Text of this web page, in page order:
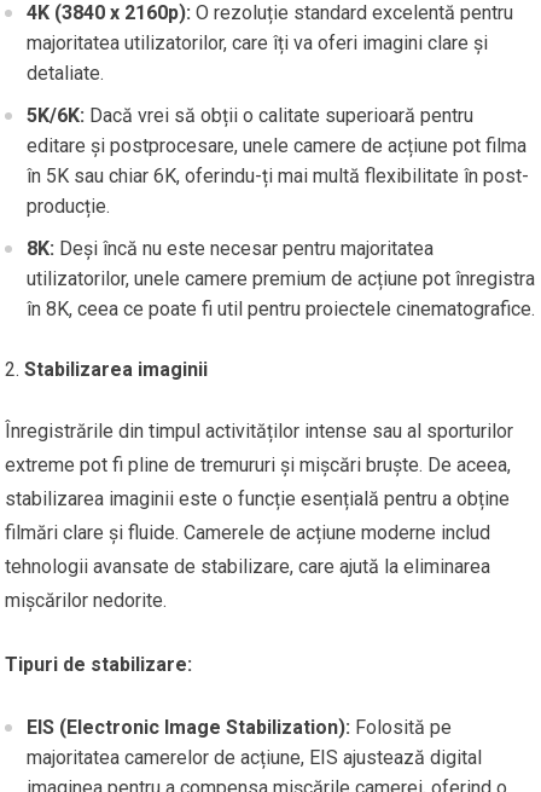
4K (3840 x 2160p): O rezoluție standard excelentă pentru
majoritatea utilizatorilor, care îți va oferi imagini clare și
detaliate.
5K/6K: Dacă vrei să obții o calitate superioară pentru
editare și postprocesare, unele camere de acțiune pot filma
în 5K sau chiar 6K, oferindu-ți mai multă flexibilitate în post-
producție.
8K: Deși încă nu este necesar pentru majoritatea
utilizatorilor, unele camere premium de acțiune pot înregistra
în 8K, ceea ce poate fi util pentru proiectele cinematografice.
Stabilizarea imaginii
Înregistrările din timpul activităților intense sau al sporturilor
extreme pot fi pline de tremururi și mișcări bruște. De aceea,
stabilizarea imaginii este o funcție esențială pentru a obține
filmări clare și fluide. Camerele de acțiune moderne includ
tehnologii avansate de stabilizare, care ajută la eliminarea
mișcărilor nedorite.
Tipuri de stabilizare:
EIS (Electronic Image Stabilization): Folosită pe
majoritatea camerelor de acțiune, EIS ajustează digital